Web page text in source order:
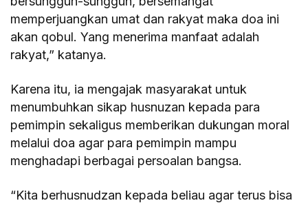
memperjuangkan umat dan rakyat maka doa ini
akan qobul. Yang menerima manfaat adalah
rakyat,” katanya.
Karena itu, ia mengajak masyarakat untuk
menumbuhkan sikap husnuzan kepada para
pemimpin sekaligus memberikan dukungan moral
melalui doa agar para pemimpin mampu
menghadapi berbagai persoalan bangsa.
“Kita berhusnudzan kepada beliau agar terus bisa